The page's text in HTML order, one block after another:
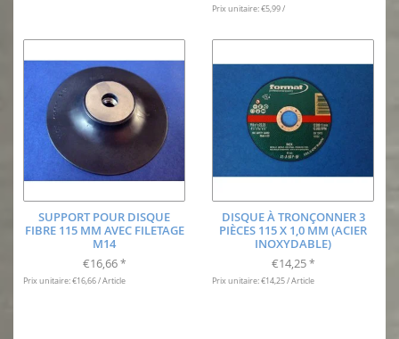
Prix unitaire: €5,99 /
SUPPORT POUR DISQUE
FIBRE 115 MM AVEC FILETAGE
M14
€16,66 *
Prix unitaire: €16,66 / Article
DISQUE À TRONÇONNER 3
PIÈCES 115 X 1,0 MM (ACIER
INOXYDABLE)
€14,25 *
Prix unitaire: €14,25 / Article